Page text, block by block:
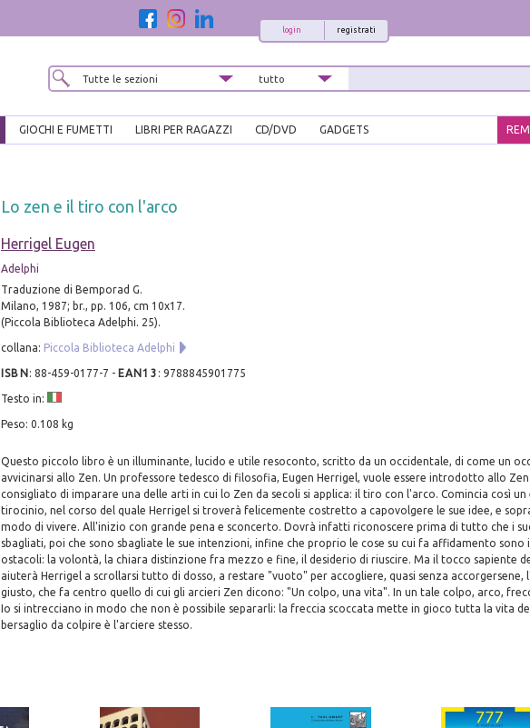
registrati
login
GIOCHI E FUMETTI LIBRI PER RAGAZZI CD/DVD GADGETS
Lo zen e il tiro con l'arco
Herrigel Eugen
Adelphi
Traduzione di Bemporad G.
Milano, 1987; br., pp. 106, cm 10x17.
(Piccola Biblioteca Adelphi. 25).
collana: Piccola Biblioteca Adelphi
ISBN : 88-459-0177-7 - EAN13 : 9788845901775
Testo in:
Peso: 0.108 kg
Questo piccolo libro è un illuminante, lucido e utile resoconto, scritto da un occidentale, di come un
avvicinarsi allo Zen. Un professore tedesco di filosofia, Eugen Herrigel, vuole essere introdotto allo Zen
consigliato di imparare una delle arti in cui lo Zen da secoli si applica: il tiro con l'arco. Comincia così
tirocinio, nel corso del quale Herrigel si troverà felicemente costretto a capovolgere le sue idee, e
modo di vivere. All'inizio con grande pena e sconcerto. Dovrà infatti riconoscere prima di tutto che i
sbagliati, poi che sono sbagliate le sue intenzioni, infine che proprio le cose su cui fa affidamento sono
ostacoli: la volontà, la chiara distinzione fra mezzo e fine, il desiderio di riuscire. Ma il tocco sapiente
aiuterà Herrigel a scrollarsi tutto di dosso, a restare "vuoto" per accogliere, quasi senza accorgersene,
giusto, che fa centro quello di cui gli arcieri Zen dicono: "Un colpo, una vita". In un tale colpo, arco,
Io si intrecciano in modo che non è possibile separarli: la freccia scoccata mette in gioco tutta la vita
bersaglio da colpire è l'arciere stesso.